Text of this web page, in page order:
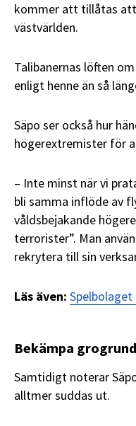
kommer att tillåtas
västvärlden.
Talibanernas löften
enligt henne än så
Säpo ser också hur
högerextremister för
– Inte minst när vi
bli samma inflöde av
våldsbejakande
terrorister”. Man
rekrytera till sin
Läs även:
Bekämpa
Samtidigt noterar
alltmer suddas ut.